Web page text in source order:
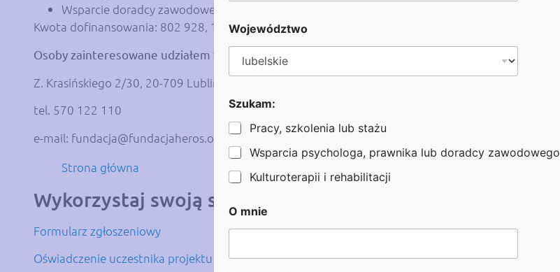
Wsparcie doradcy zawodowego, psychologa, prawnika, pośrednika pracy i trenera pracy.
Kwota dofinansowania: 802 928, 13 zł.
Osoby zainteresowane udziałem w projekcie zapraszamy do biura projektu:
Z. Krasińskiego 2/30, 20-709 Lublin
tel. 570 122 110
e-mail: fundacja@fundacjaheros.org
Strona główna
Wykorzystaj swoją szansę, zgłoś się już dziś!
Formularz zgłoszeniowy
Oświadczenie uczestnika projektu
Województwo
Szukam:
Pracy, szkolenia lub stażu
Wsparcia psychologa, prawnika lub doradcy zawodowego
Kulturoterapii i rehabilitacji
O mnie